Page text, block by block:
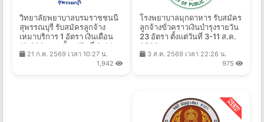
วิทยาลัยพยาบาลบรมราชชนนี
สุพรรณบุรี รับสมัครลูกจ้าง
เหมาบริการ 1 อัตรา เงินเดือน
13,300 บาท ตั้งแต่วันที่ 3-14
ส.ค. 2569
21 ก.ค. 2569 เวลา 10:27 น.
1,942
โรงพยาบาลมุกดาหาร รับสมัคร
ลูกจ้างขั่วคราวเงินบำรุงรายวัน
23 อัตรา ตั้งแต่วันที่ 3-11 ส.ค.
2569
3 ส.ค. 2569 เวลา 22:26 น.
975